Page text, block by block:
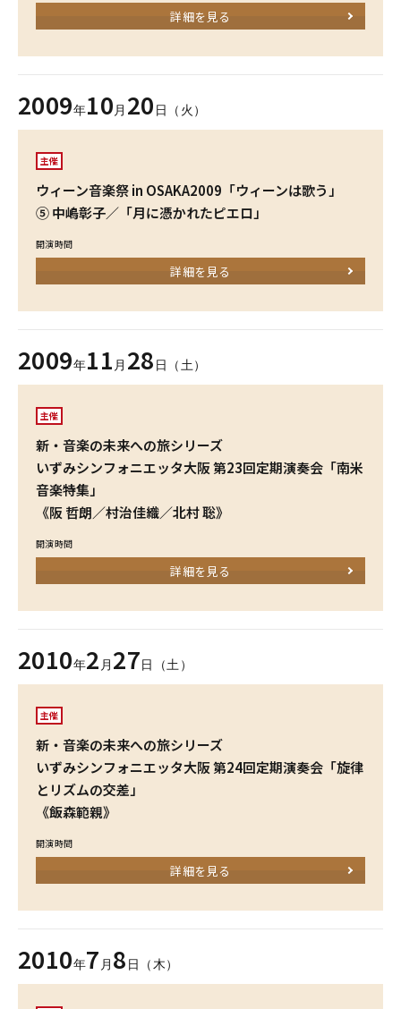
詳細を見る
2009年10 月 20 日（火）
主催
ウィーン音楽祭 in OSAKA2009「ウィーンは歌う」
⑤ 中嶋彰子／「月に憑かれたピエロ」
開演時間
詳細を見る
2009年11 月 28 日（土）
主催
新・音楽の未来への旅シリーズ
いずみシンフォニエッタ大阪 第23回定期演奏会「南米
音楽特集」
《阪 哲朗／村治佳織／北村 聡》
開演時間
詳細を見る
2010年2 月 27日（土）
主催
新・音楽の未来への旅シリーズ
いずみシンフォニエッタ大阪 第24回定期演奏会「旋律
とリズムの交差」
《飯森範親》
開演時間
詳細を見る
2010年7 月 8 日（木）